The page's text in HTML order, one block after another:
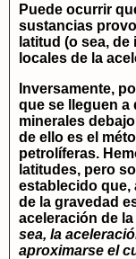
Puede ocurrir
sustancias
latitud (o sea,
locales de la
Inversamente,
que se lleguen
minerales
de ello es el
petrolíferas.
latitudes, pero
establecido que,
de la gravedad
aceleración de la
sea, la
aproximarse el